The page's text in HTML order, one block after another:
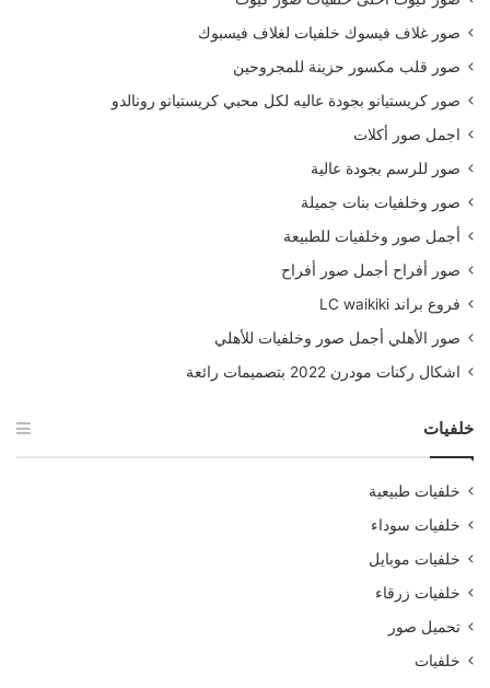
صور غلاف فيسوك خلفيات لغلاف فيسبوك
صور قلب مكسور حزينة للمجروحين
صور كريستيانو بجودة عاليه لكل محبي كريستيانو رونالدو
اجمل صور أكلات
صور للرسم بجودة عالية
صور وخلفيات بنات جميلة
أجمل صور وخلفيات للطبيعة
صور أفراح أجمل صور أفراح
فروع براند LC waikiki
صور الأهلي أجمل صور وخلفيات للأهلي
اشكال ركنات مودرن 2022 بتصميمات رائعة
خلفيات
خلفيات طبيعية
خلفيات سوداء
خلفيات موبايل
خلفيات زرقاء
تحميل صور
خلفيات